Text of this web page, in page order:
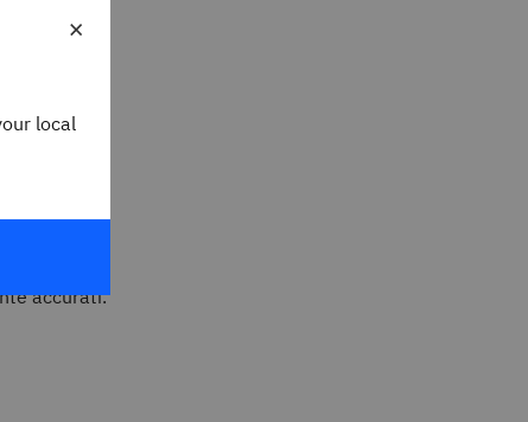
o
verità
tra
problemi
delle
accurati.
×
local